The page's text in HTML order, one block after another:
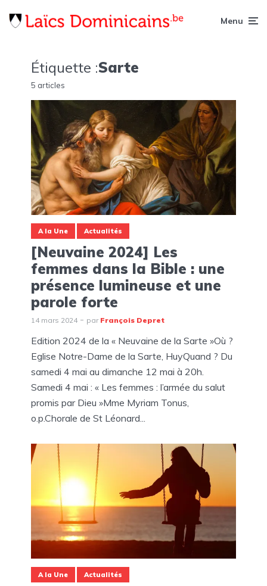
Menu
Étiquette :Sarte
5 articles
A la Une Actualités
[Neuvaine 2024] Les
femmes dans la Bible : une
présence lumineuse et une
parole forte
14 mars 2024 par François Depret
Edition 2024 de la « Neuvaine de la Sarte »Où ?
Eglise Notre-Dame de la Sarte, HuyQuand ? Du
samedi 4 mai au dimanche 12 mai à 20h.
Samedi 4 mai : « Les femmes : l’armée du salut
promis par Dieu »Mme Myriam Tonus,
o.p.Chorale de St Léonard...
A la Une Actualités